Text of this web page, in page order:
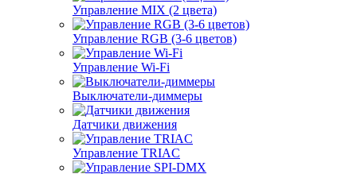
Управление MIX (2 цвета)
Управление RGB (3-6 цветов)
Управление Wi-Fi
Выключатели-диммеры
Датчики движения
Управление TRIAC